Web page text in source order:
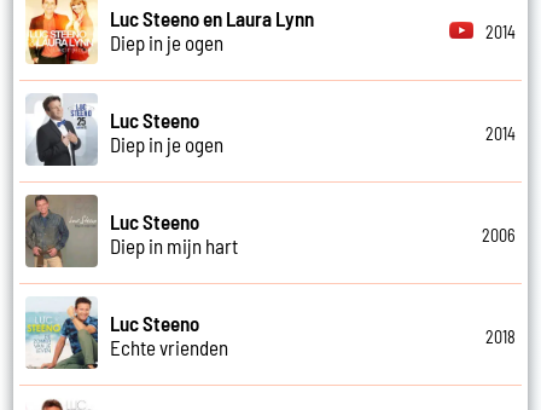
Luc Steeno en Laura Lynn
Diep in je ogen
2014
Luc Steeno
Diep in je ogen
2014
Luc Steeno
Diep in mijn hart
2006
Luc Steeno
Echte vrienden
2018